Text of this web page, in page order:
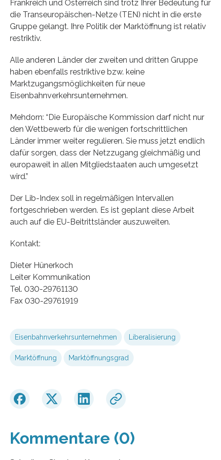
Frankreich und Österreich sind trotz Ihrer Bedeutung für
die Transeuropäischen-Netze (TEN) nicht in die erste
Gruppe gelangt. Ihre Politik der Marktöffnung ist relativ
restriktiv.
Alle anderen Länder der zweiten und dritten Gruppe
haben ebenfalls restriktive bzw. keine
Marktzugangsmöglichkeiten für neue
Eisenbahnverkehrsunternehmen.
Mehdorn: “Die Europäische Kommission darf nicht nur
den Wettbewerb für die wenigen fortschrittlichen
Länder immer weiter regulieren. Sie muss jetzt endlich
dafür sorgen, dass der Netzzugang gleichmäßig und
europaweit in allen Mitgliedstaaten auch umgesetzt
wird.”
Der Lib-Index soll in regelmäßigen Intervallen
fortgeschrieben werden. Es ist geplant diese Arbeit
auch auf die EU-Beitrittsländer auszuweiten.
Kontakt:
Dieter Hünerkoch
Leiter Kommunikation
Tel. 030-29761130
Fax 030-29761919
Eisenbahnverkehrsunternehmen Liberalisierung
Marktöffnung Marktöffnungsgrad
Kommentare (0)